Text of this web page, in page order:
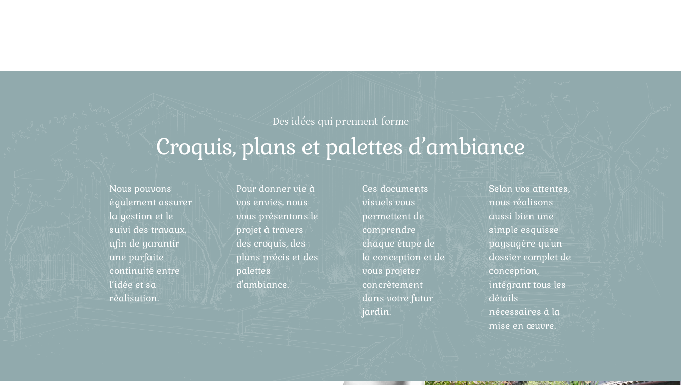
Des idées qui prennent forme
Croquis, plans et palettes d’ambiance
Nous pouvons
également assurer
la gestion et le
suivi des travaux,
afin de garantir
une parfaite
continuité entre
l’idée et sa
réalisation.
Pour donner vie à
vos envies, nous
vous présentons le
projet à travers
des croquis, des
plans précis et des
palettes
d'ambiance.
Ces documents
visuels vous
permettent de
comprendre
chaque étape de
la conception et de
vous projeter
concrètement
dans votre futur
jardin.
Selon vos attentes,
nous réalisons
aussi bien une
simple esquisse
paysagère qu'un
dossier complet de
conception,
intégrant tous les
détails
nécessaires à la
mise en œuvre.